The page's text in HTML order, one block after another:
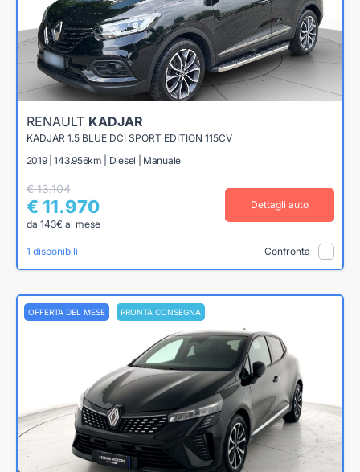
RENAULT KADJAR
KADJAR 1.5 BLUE DCI SPORT EDITION 115CV
2019 | 143.956km | Diesel | Manuale
€ 13.104
€ 11.970
da 143€ al mese
Dettagli auto
1 disponibili Confronta
OFFERTA DEL MESE PRONTA CONSEGNA